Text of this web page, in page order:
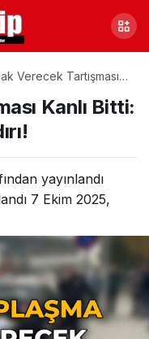
Verecek Tartışması
Kanlı Bitti:
yayınlandı
7 Ekim 2025,
Paylaş